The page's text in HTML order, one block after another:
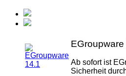
Ab sofort ist
Sicherheit